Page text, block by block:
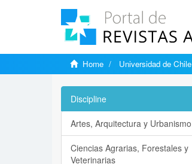
Home Universidad de Chile
Discipline
Artes, Arquitectura y Urbanismo
Ciencias Agrarias, Forestales y
Veterinarias